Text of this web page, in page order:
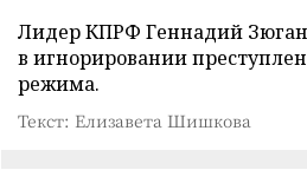
Лидер КПРФ Геннадий
в игнорировании
режима.
Текст: Елизавета Шишкова